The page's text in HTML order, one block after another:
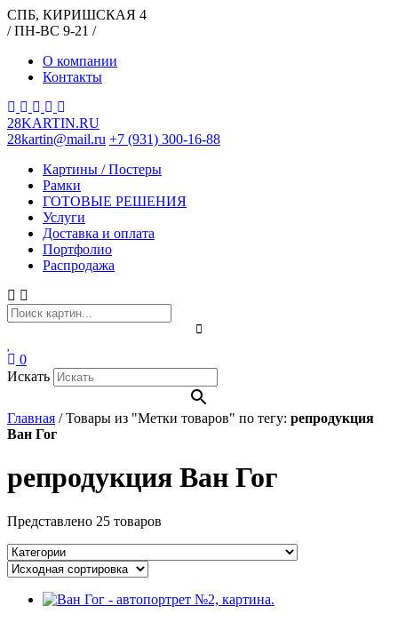
СПБ, КИРИШСКАЯ 4
/ ПН-ВС 9-21 /
О компании
Контакты
28KARTIN.RU
28kartin@mail.ru +7 (931) 300-16-88
Картины / Постеры
Рамки
ГОТОВЫЕ РЕШЕНИЯ
Услуги
Доставка и оплата
Портфолио
Распродажа
0
Искать
Главная /Товары из "Метки товаров" по тегу: репродукция
Ван Гог
репродукция Ван Гог
Представлено 25 товаров